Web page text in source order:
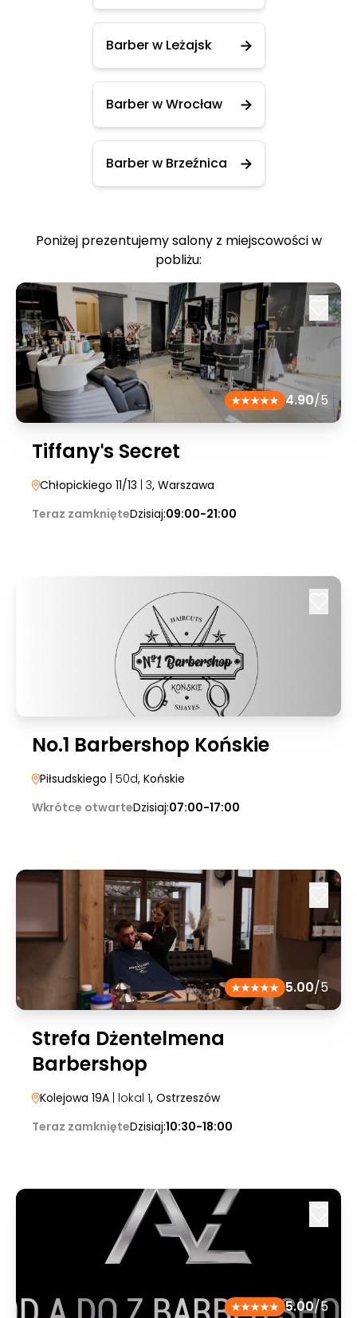
Barber w Leżajsk
Barber w Wrocław
Barber w Brzeźnica
Poniżej prezentujemy salony z miejscowości w
pobliżu:
4.90/5
Tiffanyˈs Secret
Chłopickiego 11/13 | 3, Warszawa
Teraz zamknięteDzisiaj:09:00-21:00
No.1 Barbershop Końskie
Piłsudskiego | 50d, Końskie
Wkrótce otwarteDzisiaj:07:00-17:00
5.00/5
Strefa Dżentelmena
Barbershop
Kolejowa 19A | lokal 1, Ostrzeszów
Teraz zamknięteDzisiaj:10:30-18:00
5.00/5